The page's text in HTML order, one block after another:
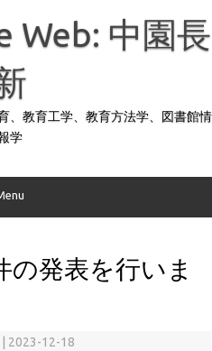
Web: 中園長
、教育工学、教育方法学、図書館情
学
の発表を行いま
2023-12-18